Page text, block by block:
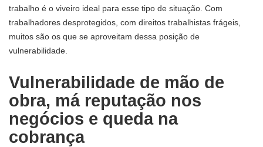
trabalho é o viveiro ideal para esse tipo de situação. Com
trabalhadores desprotegidos, com direitos trabalhistas frágeis,
muitos são os que se aproveitam dessa posição de
vulnerabilidade.
Vulnerabilidade de mão de
obra, má reputação nos
negócios e queda na
cobrança